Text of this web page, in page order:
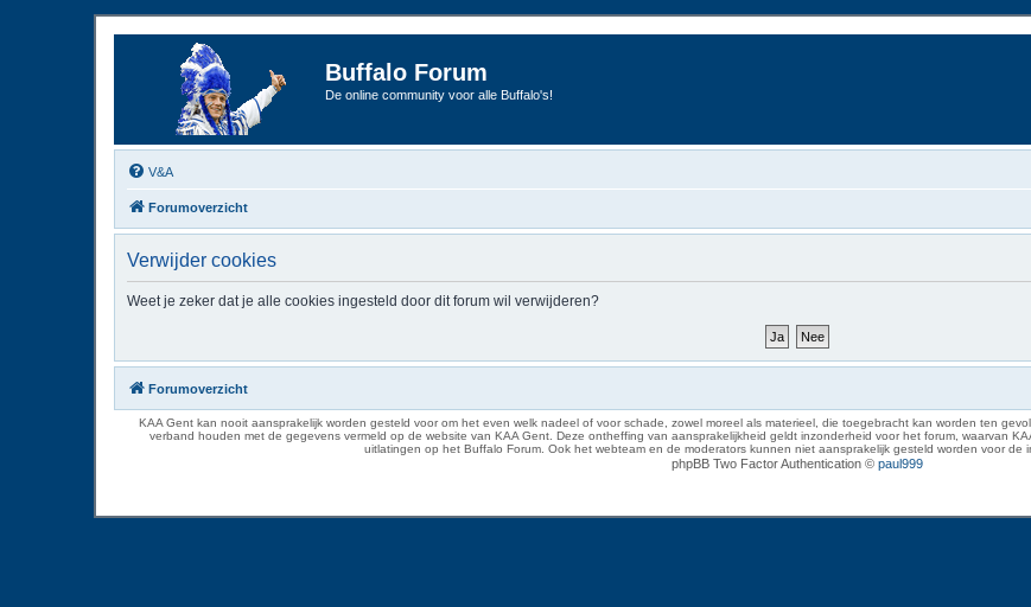
Buffalo Forum
De online community voor alle Buffalo's!
V&A
Forumoverzicht
Verwijder cookies
Weet je zeker dat je alle cookies ingesteld door dit forum wil verwijderen?
Forumoverzicht
KAA Gent kan nooit aansprakelijk worden gesteld voor om het even welk nadeel of voor schade, zowel moreel als materieel, die toegebracht kan worden ten
verband houden met de gegevens vermeld op de website van KAA Gent. Deze ontheffing van aansprakelijkheid geldt inzonderheid voor het forum, waarvan
uitlatingen op het Buffalo Forum. Ook het webteam en de moderators kunnen niet aansprakelijk gesteld worden voor de
phpBB Two Factor Authentication © paul999